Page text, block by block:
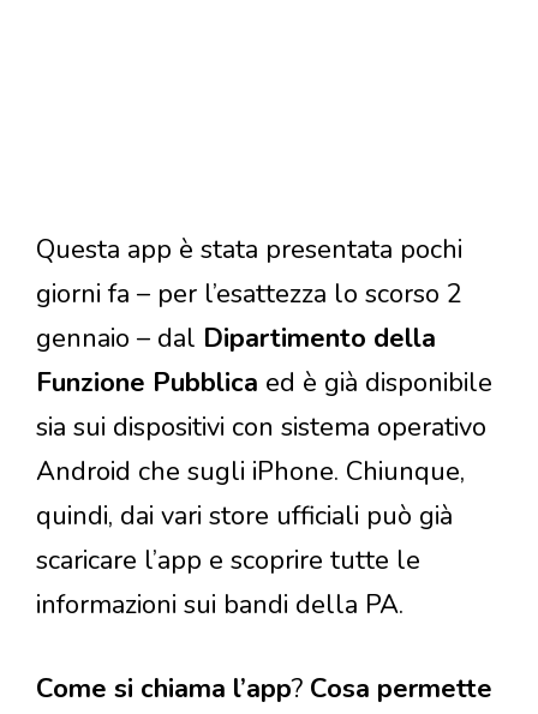
Questa app è stata presentata pochi
giorni fa – per l’esattezza lo scorso 2
gennaio – dal Dipartimento della
Funzione Pubblica ed è già disponibile
sia sui dispositivi con sistema operativo
Android che sugli iPhone. Chiunque,
quindi, dai vari store ufficiali può già
scaricare l’app e scoprire tutte le
informazioni sui bandi della PA.
Come si chiama l’app? Cosa permette